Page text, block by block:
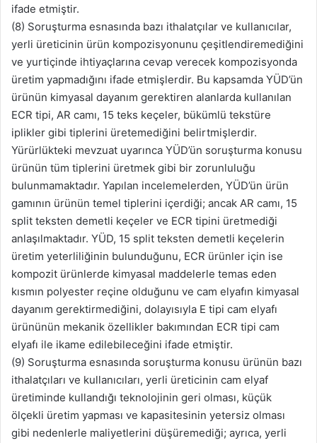
ifade etmiştir.
(8) Soruşturma esnasında bazı ithalatçılar ve kullanıcılar,
yerli üreticinin ürün kompozisyonunu çeşitlendiremediğini
ve yurtiçinde ihtiyaçlarına cevap verecek kompozisyonda
üretim yapmadığını ifade etmişlerdir. Bu kapsamda YÜD’ün
ürünün kimyasal dayanım gerektiren alanlarda kullanılan
ECR tipi, AR camı, 15 teks keçeler, bükümlü tekstüre
iplikler gibi tiplerini üretemediğini belirtmişlerdir.
Yürürlükteki mevzuat uyarınca YÜD’ün soruşturma konusu
ürünün tüm tiplerini üretmek gibi bir zorunluluğu
bulunmamaktadır. Yapılan incelemelerden, YÜD’ün ürün
gamının ürünün temel tiplerini içerdiği; ancak AR camı, 15
split teksten demetli keçeler ve ECR tipini üretmediği
anlaşılmaktadır. YÜD, 15 split teksten demetli keçelerin
üretim yeterliliğinin bulunduğunu, ECR ürünler için ise
kompozit ürünlerde kimyasal maddelerle temas eden
kısmın polyester reçine olduğunu ve cam elyafın kimyasal
dayanım gerektirmediğini, dolayısıyla E tipi cam elyafı
ürününün mekanik özellikler bakımından ECR tipi cam
elyafı ile ikame edilebileceğini ifade etmiştir.
(9) Soruşturma esnasında soruşturma konusu ürünün bazı
ithalatçıları ve kullanıcıları, yerli üreticinin cam elyaf
üretiminde kullandığı teknolojinin geri olması, küçük
ölçekli üretim yapması ve kapasitesinin yetersiz olması
gibi nedenlerle maliyetlerini düşüremediği; ayrıca, yerli